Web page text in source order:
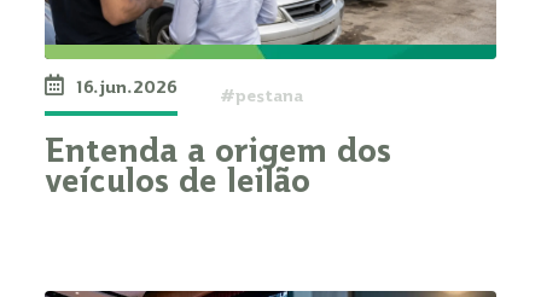
16.jun.2026 #pestana
Entenda a origem dos
veículos de leilão